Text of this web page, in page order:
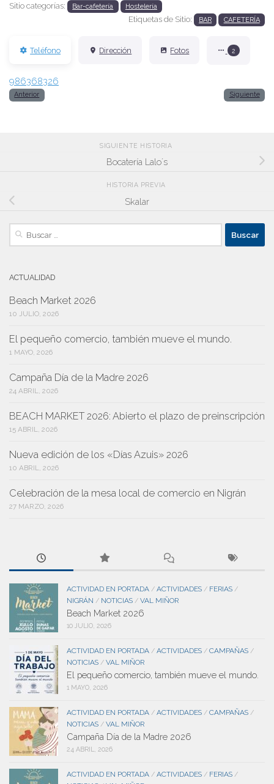
Sitio categorías: Bar-cafetería Hostelería
Etiquetas de Sitio: BAR CAFETERÍA
Teléfono Dirección Fotos 2
986368326
Anterior Siguiente
SIGUIENTE HISTORIA
Bocatería Lalo´s
HISTORIA PREVIA
Skalar
Buscar:
ACTUALIDAD
Beach Market 2026
10 JULIO, 2026
El pequeño comercio, también mueve el mundo.
1 MAYO, 2026
Campaña Día de la Madre 2026
24 ABRIL, 2026
BEACH MARKET 2026: Abierto el plazo de preinscripción
15 ABRIL, 2026
Nueva edición de los «Días Azuis» 2026
10 ABRIL, 2026
Celebración de la mesa local de comercio en Nigrán
27 MARZO, 2026
ACTIVIDAD EN PORTADA / ACTIVIDADES / FERIAS /
NIGRÁN / NOTICIAS / VAL MIÑOR
Beach Market 2026
10 JULIO, 2026
ACTIVIDAD EN PORTADA / ACTIVIDADES / CAMPAÑAS /
NOTICIAS / VAL MIÑOR
El pequeño comercio, también mueve el mundo.
1 MAYO, 2026
ACTIVIDAD EN PORTADA / ACTIVIDADES / CAMPAÑAS /
NOTICIAS / VAL MIÑOR
Campaña Día de la Madre 2026
24 ABRIL, 2026
ACTIVIDAD EN PORTADA / ACTIVIDADES / FERIAS /